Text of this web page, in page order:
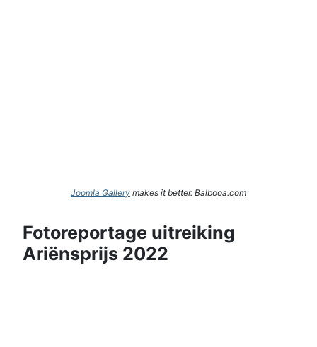
Joomla Gallery makes it better. Balbooa.com
Fotoreportage uitreiking
Ariënsprijs 2022